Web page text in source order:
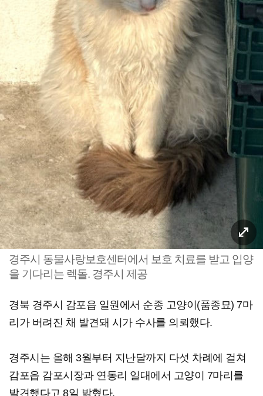
경주시 동물사랑보호센터에서 보호 치료를 받고 입양
을 기다리는 렉돌. 경주시 제공
경북 경주시 감포읍 일원에서 순종 고양이(품종묘) 7마
리가 버려진 채 발견돼 시가 수사를 의뢰했다.
경주시는 올해 3월부터 지난달까지 다섯 차례에 걸쳐
감포읍 감포시장과 연동리 일대에서 고양이 7마리를
발견했다고 8일 밝혔다.